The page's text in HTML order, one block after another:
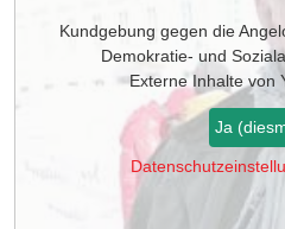
Kundgebung gegen die
Demokratie- und
Externe Inhalte von
Ja